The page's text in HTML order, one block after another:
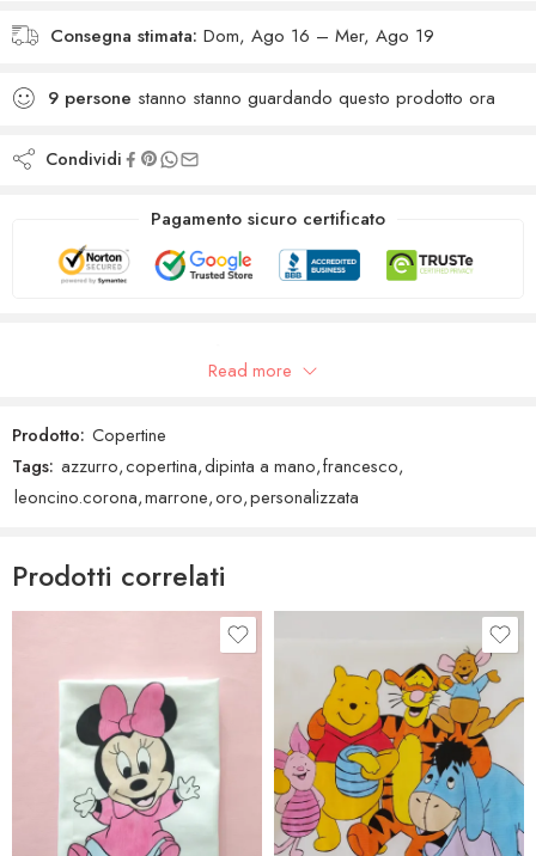
Consegna stimata: Dom, Ago 16 – Mer, Ago 19
9 persone stanno stanno guardando questo prodotto ora
Condividi
Pagamento sicuro certificato
Recensioni GoogleRead more
Prodotto: Copertine
Tags: azzurro,copertina,dipinta a mano,francesco,
leoncino.corona,marrone,oro,personalizzata
Prodotti correlati